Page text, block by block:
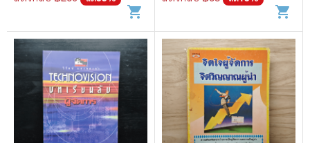
shopping_cart shopping_cart